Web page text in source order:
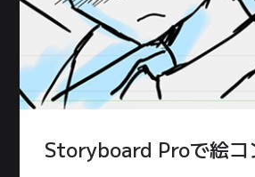
Storyboard Proで絵コ